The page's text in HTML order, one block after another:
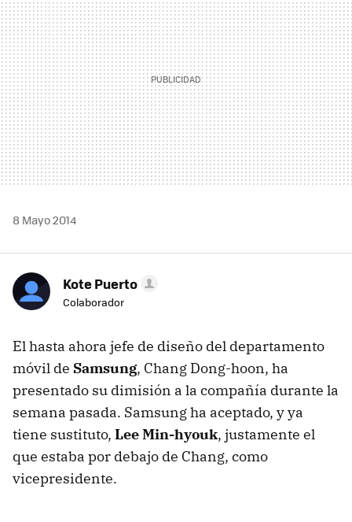
8 Mayo 2014
Kote Puerto
Colaborador
El hasta ahora jefe de diseño del departamento
móvil de Samsung, Chang Dong-hoon, ha
presentado su dimisión a la compañía durante la
semana pasada. Samsung ha aceptado, y ya
tiene sustituto, Lee Min-hyouk, justamente el
que estaba por debajo de Chang, como
vicepresidente.